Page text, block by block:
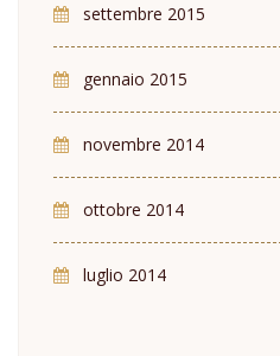
settembre 2015
gennaio 2015
novembre 2014
ottobre 2014
luglio 2014